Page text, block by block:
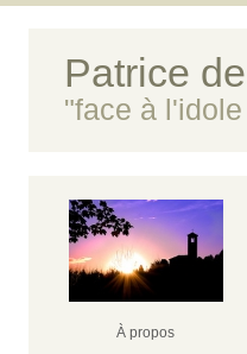
Patrice
"face à
À propos